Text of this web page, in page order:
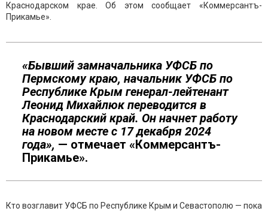
Краснодарском крае. Об этом сообщает «Коммерсантъ-
Прикамье».
«Бывший замначальника УФСБ по
Пермскому краю, начальник УФСБ по
Республике Крым генерал-лейтенант
Леонид Михайлюк переводится в
Краснодарский край. Он начнет работу
на новом месте с 17 декабря 2024
года», — отмечает «Коммерсантъ-
Прикамье».
Кто возглавит УФСБ по Республике Крым и Севастополю — пока